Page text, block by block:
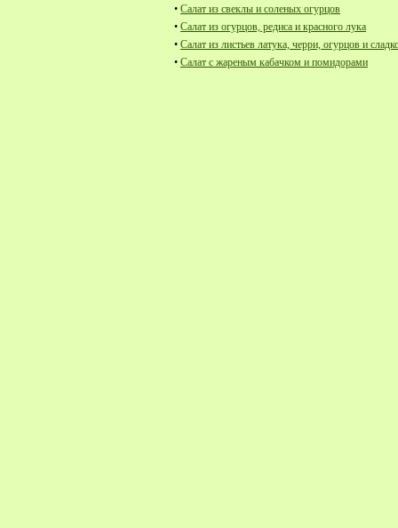
• Салат из свеклы и соленых огурцов
• Салат из огурцов, редиса и красного лука
• Салат из листьев латука, черри, огурцов и
• Салат с жареным кабачком и помидорами